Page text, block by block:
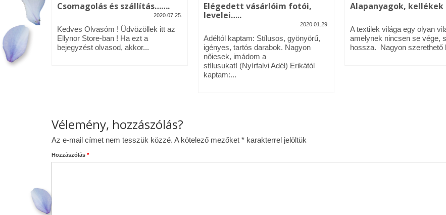
– Üdv
2020.01.09.
Ellynor
Csomagolás és szállítás…….
2020.07.25.
Kedves Olvasóm ! Üdvözöllek itt az
Ellynor Store-ban ! Ha ezt a
bejegyzést olvasod, akkor...
Elégedett vásárlóim fotói,
levelei…..
2020.01.29.
Adéltól kaptam: Stílusos, gyönyörű,
igényes, tartós darabok. Nagyon
nőiesek, imádom a
stílusukat! (Nyírfalvi Adél) Erikától
kaptam:...
Alapanyagok, kellékek
A textilek világa egy olyan
amelynek nincsen se vége,
hossza. Nagyon szerethető
Vélemény, hozzászólás?
Az e-mail címet nem tesszük közzé. A kötelező mezőket * karakterrel jelöltük
Hozzászólás *